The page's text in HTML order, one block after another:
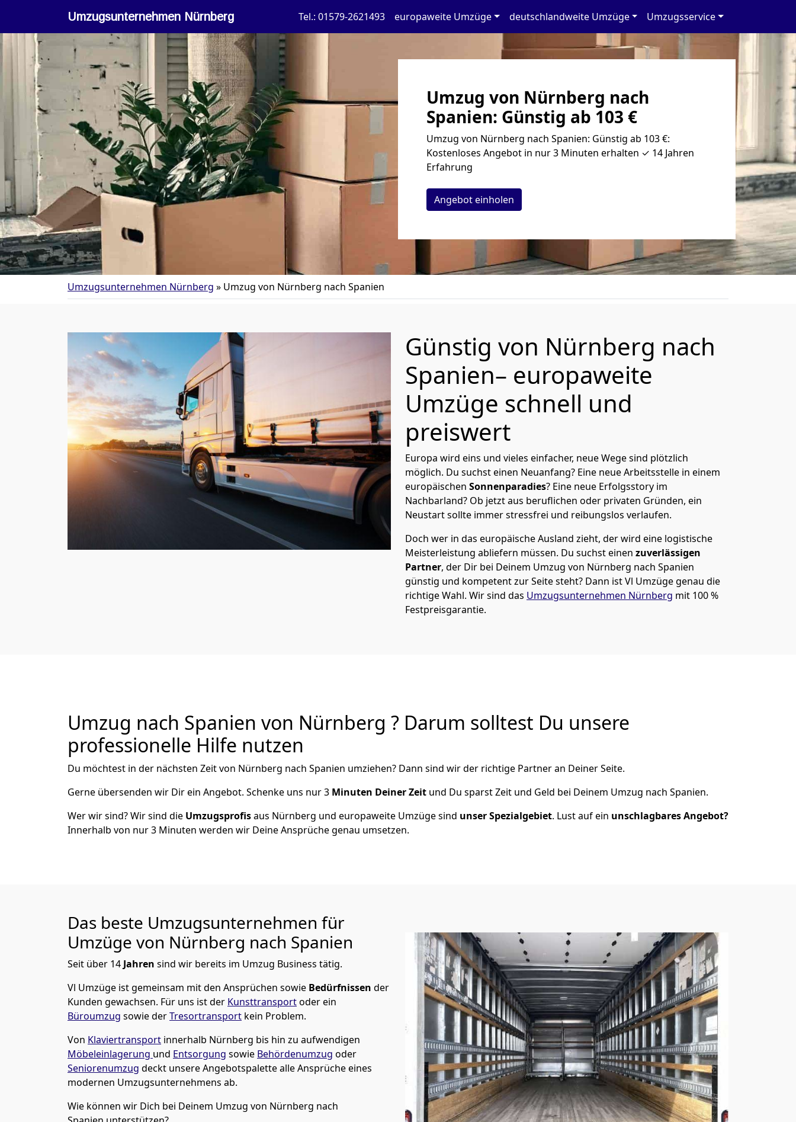
Umzugsunternehmen Nürnberg Tel.: 01579-2621493 europaweite Umzüge deutschlandweite Umzüge Umzugsservice
Umzug von Nürnberg nach
Spanien: Günstig ab 103 €
Umzug von Nürnberg nach Spanien: Günstig ab 103 €:
Kostenloses Angebot in nur 3 Minuten erhalten ✓ 14 Jahren
Erfahrung
Angebot einholen
Umzugsunternehmen Nürnberg » Umzug von Nürnberg nach Spanien
Günstig von Nürnberg nach
Spanien– europaweite
Umzüge schnell und
preiswert
Europa wird eins und vieles einfacher, neue Wege sind plötzlich
möglich. Du suchst einen Neuanfang? Eine neue Arbeitsstelle in einem
europäischen Sonnenparadies? Eine neue Erfolgsstory im
Nachbarland? Ob jetzt aus beruflichen oder privaten Gründen, ein
Neustart sollte immer stressfrei und reibungslos verlaufen.
Doch wer in das europäische Ausland zieht, der wird eine logistische
Meisterleistung abliefern müssen. Du suchst einen zuverlässigen
Partner, der Dir bei Deinem Umzug von Nürnberg nach Spanien
günstig und kompetent zur Seite steht? Dann istVl Umzügegenau die
richtige Wahl. Wir sind das Umzugsunternehmen Nürnberg mit 100 %
Festpreisgarantie.
Umzug nach Spanien von Nürnberg ? Darum solltest Du unsere
professionelle Hilfe nutzen
Du möchtest in der nächsten Zeit von Nürnberg nach Spanien umziehen? Dann sind wir der richtige Partner an Deiner Seite.
Gerne übersenden wir Dir ein Angebot. Schenke uns nur3 Minuten Deiner Zeit und Du sparst Zeit und Geld bei Deinem Umzug nach Spanien.
Wer wir sind? Wir sind die Umzugsprofisaus Nürnberg und europaweite Umzüge sind unser Spezialgebiet. Lust auf ein unschlagbares Angebot?
Innerhalb von nur3 Minuten werden wir Deine Ansprüche genau umsetzen.
Das beste Umzugsunternehmen für
Umzüge von Nürnberg nach Spanien
Seit über 14 Jahren sind wir bereits im Umzug Business tätig.
Vl Umzüge ist gemeinsam mit den Ansprüchen sowie Bedürfnissen der
Kunden gewachsen. Für uns ist der Kunsttransportoder ein
Büroumzug sowie derTresortransport kein Problem.
Von Klaviertransport innerhalb Nürnberg bis hin zu aufwendigen
Möbeleinlagerung und Entsorgung sowie Behördenumzug oder
Seniorenumzug deckt unsere Angebotspalette alle Ansprüche eines
modernen Umzugsunternehmens ab.
Wie können wir Dich bei Deinem Umzug von Nürnberg nach